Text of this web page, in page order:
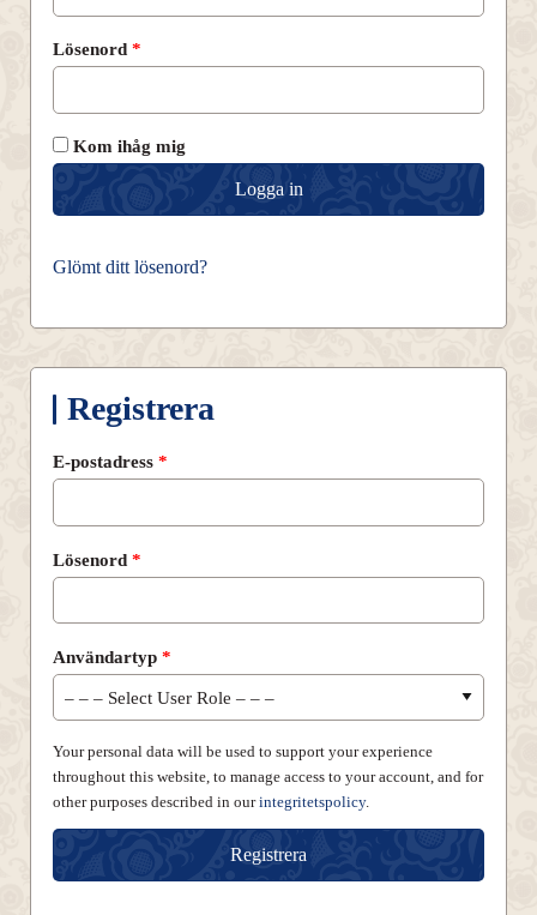
Lösenord *Obligatoriskt
Kom ihåg mig
Logga in
Glömt ditt lösenord?
Registrera
E-postadress *Obligatoriskt
Lösenord *Obligatoriskt
Användartyp *
Your personal data will be used to support your experience
throughout this website, to manage access to your account, and for
other purposes described in ourintegritetspolicy.
Registrera